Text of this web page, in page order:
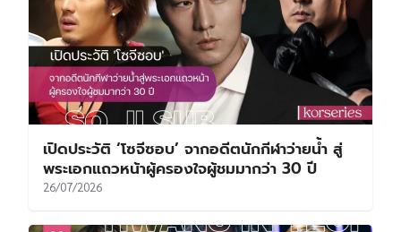
เปิดประวัติ ‘โซจีซอบ’ จากอดีตนักกีฬาว่ายน้ำ สู่
พระเอกแถวหน้าผู้ครองใจผู้ชมมากว่า 30 ปี
26/07/2026